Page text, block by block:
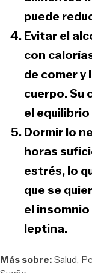
puede
Evitar el
con
de comer y
cuerpo. Su
el
Dormir lo
horas
estrés, lo
que se
el
leptina.
Más sobre:Salud